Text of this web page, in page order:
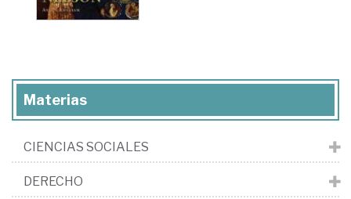
Materias
CIENCIAS SOCIALES
DERECHO